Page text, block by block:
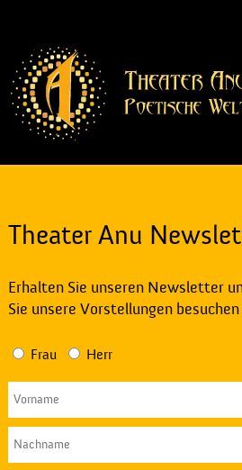
Theater Anu
Erhalten Sie unseren Newsletter
Sie unsere Vorstellungen
Frau Herr